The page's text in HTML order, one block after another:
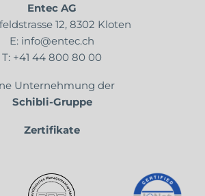
Entec AG
12, 8302 Kloten
E: info@entec.ch
T: +41 44 800 80 00
Unternehmung der
Schibli-Gruppe
Zertifikate